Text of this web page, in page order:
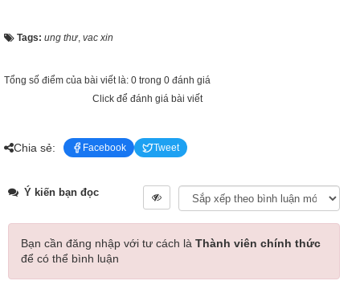
Tags: ung thư, vac xin
Tổng số điểm của bài viết là: 0 trong 0 đánh giá
Click để đánh giá bài viết
Chia sẻ: Facebook Tweet
Ý kiến bạn đọc
Bạn cần đăng nhập với tư cách là Thành viên chính thức
để có thể bình luận